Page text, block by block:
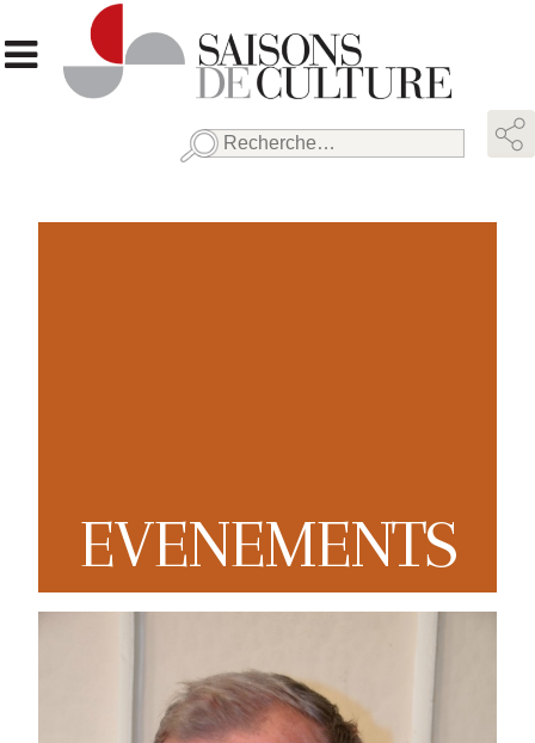
Rechercher :
EVENEMENTS